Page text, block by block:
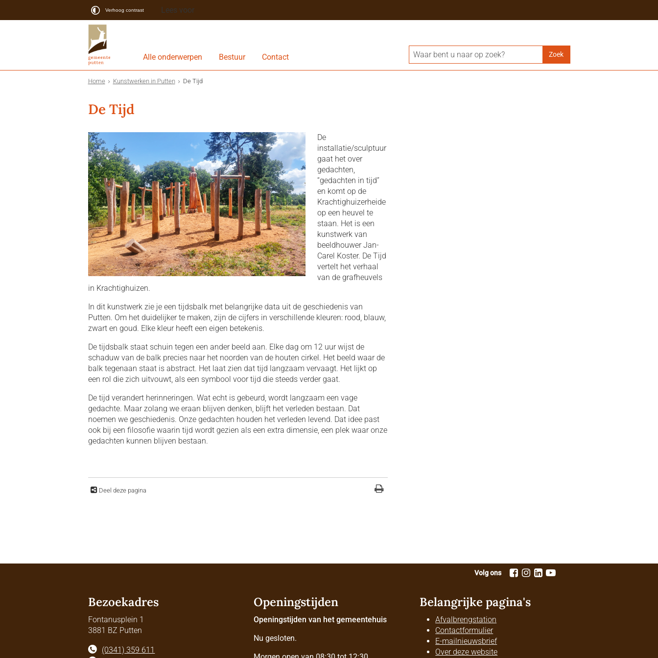
Verhoog contrast Lees voor
Alle onderwerpen Bestuur Contact
Home Kunstwerken in Putten De Tijd
De Tijd
De
installatie/sculptuur
gaat het over
gedachten,
“gedachten in tijd”
en komt op de
Krachtighuizerheide
op een heuvel te
staan. Het is een
kunstwerk van
beeldhouwer Jan-
Carel Koster. De Tijd
vertelt het verhaal
van de grafheuvels
in Krachtighuizen.
In dit kunstwerk zie je een tijdsbalk met belangrijke data uit de geschiedenis van
Putten. Om het duidelijker te maken, zijn de cijfers in verschillende kleuren: rood, blauw,
zwart en goud. Elke kleur heeft een eigen betekenis.
De tijdsbalk staat schuin tegen een ander beeld aan. Elke dag om 12 uur wijst de
schaduw van de balk precies naar het noorden van de houten cirkel. Het beeld waar de
balk tegenaan staat is abstract. Het laat zien dat tijd langzaam vervaagt. Het lijkt op
een rol die zich uitvouwt, als een symbool voor tijd die steeds verder gaat.
De tijd verandert herinneringen. Wat echt is gebeurd, wordt langzaam een vage
gedachte. Maar zolang we eraan blijven denken, blijft het verleden bestaan. Dat
noemen we geschiedenis. Onze gedachten houden het verleden levend. Dat idee past
ook bij een filosofie waarin tijd wordt gezien als een extra dimensie, een plek waar onze
gedachten kunnen blijven bestaan.
Deel deze pagina
Volg ons
Bezoekadres
Fontanusplein 1
3881 BZ Putten
(0341) 359 611
Openingstijden
Openingstijden van het gemeentehuis
Nu gesloten.
Belangrijke pagina's
Afvalbrengstation
Contactformulier
E-mailnieuwsbrief
Over deze website